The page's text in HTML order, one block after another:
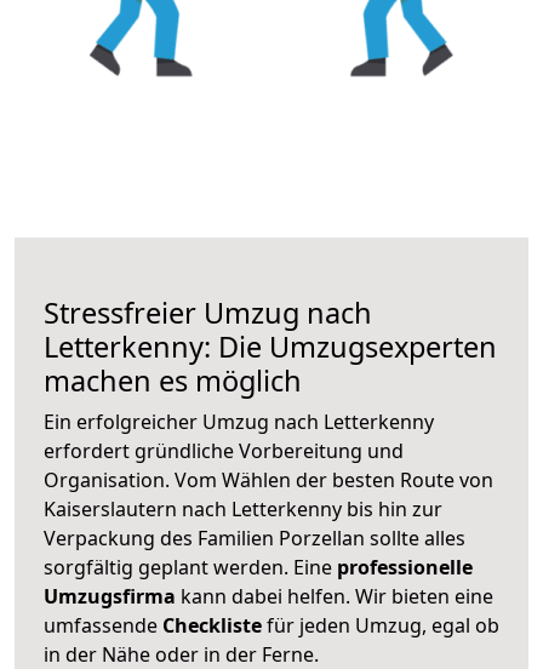
Stressfreier Umzug nach
Letterkenny: Die Umzugsexperten
machen es möglich
Ein erfolgreicher Umzug nach Letterkenny
erfordert gründliche Vorbereitung und
Organisation. Vom Wählen der besten Route von
Kaiserslautern nach Letterkenny bis hin zur
Verpackung des Familien Porzellan sollte alles
sorgfältig geplant werden. Eine professionelle
Umzugsfirma kann dabei helfen. Wir bieten eine
umfassende Checklistefür jeden Umzug, egal ob
in der Nähe oder in der Ferne.